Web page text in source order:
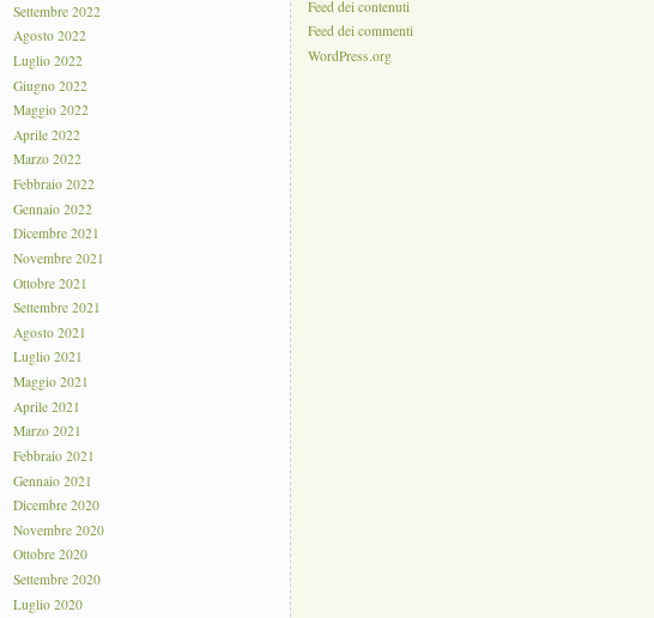
Settembre 2022
Agosto 2022
Luglio 2022
Giugno 2022
Maggio 2022
Aprile 2022
Marzo 2022
Febbraio 2022
Gennaio 2022
Dicembre 2021
Novembre 2021
Ottobre 2021
Settembre 2021
Agosto 2021
Luglio 2021
Maggio 2021
Aprile 2021
Marzo 2021
Febbraio 2021
Gennaio 2021
Dicembre 2020
Novembre 2020
Ottobre 2020
Settembre 2020
Luglio 2020
Feed dei contenuti
Feed dei commenti
WordPress.org